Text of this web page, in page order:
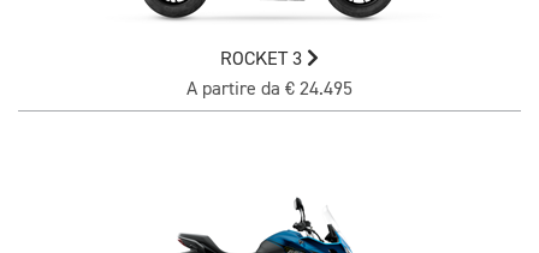
ROCKET 3
A partire da € 24.495